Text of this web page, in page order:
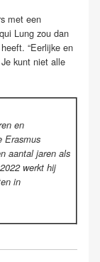
met een
Lung zou dan
“Eerlijke en
kunt niet alle
en
Erasmus
aantal jaren als
werkt hij
in